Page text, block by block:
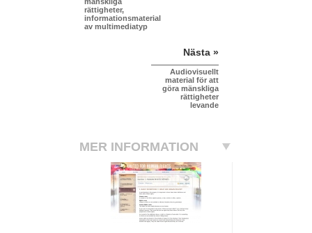
rättigheter,
informationsmaterial
av multimediatyp
Nästa »
Audiovisuellt
material för att
göra mänskliga
rättigheter
levande
MER INFORMATION